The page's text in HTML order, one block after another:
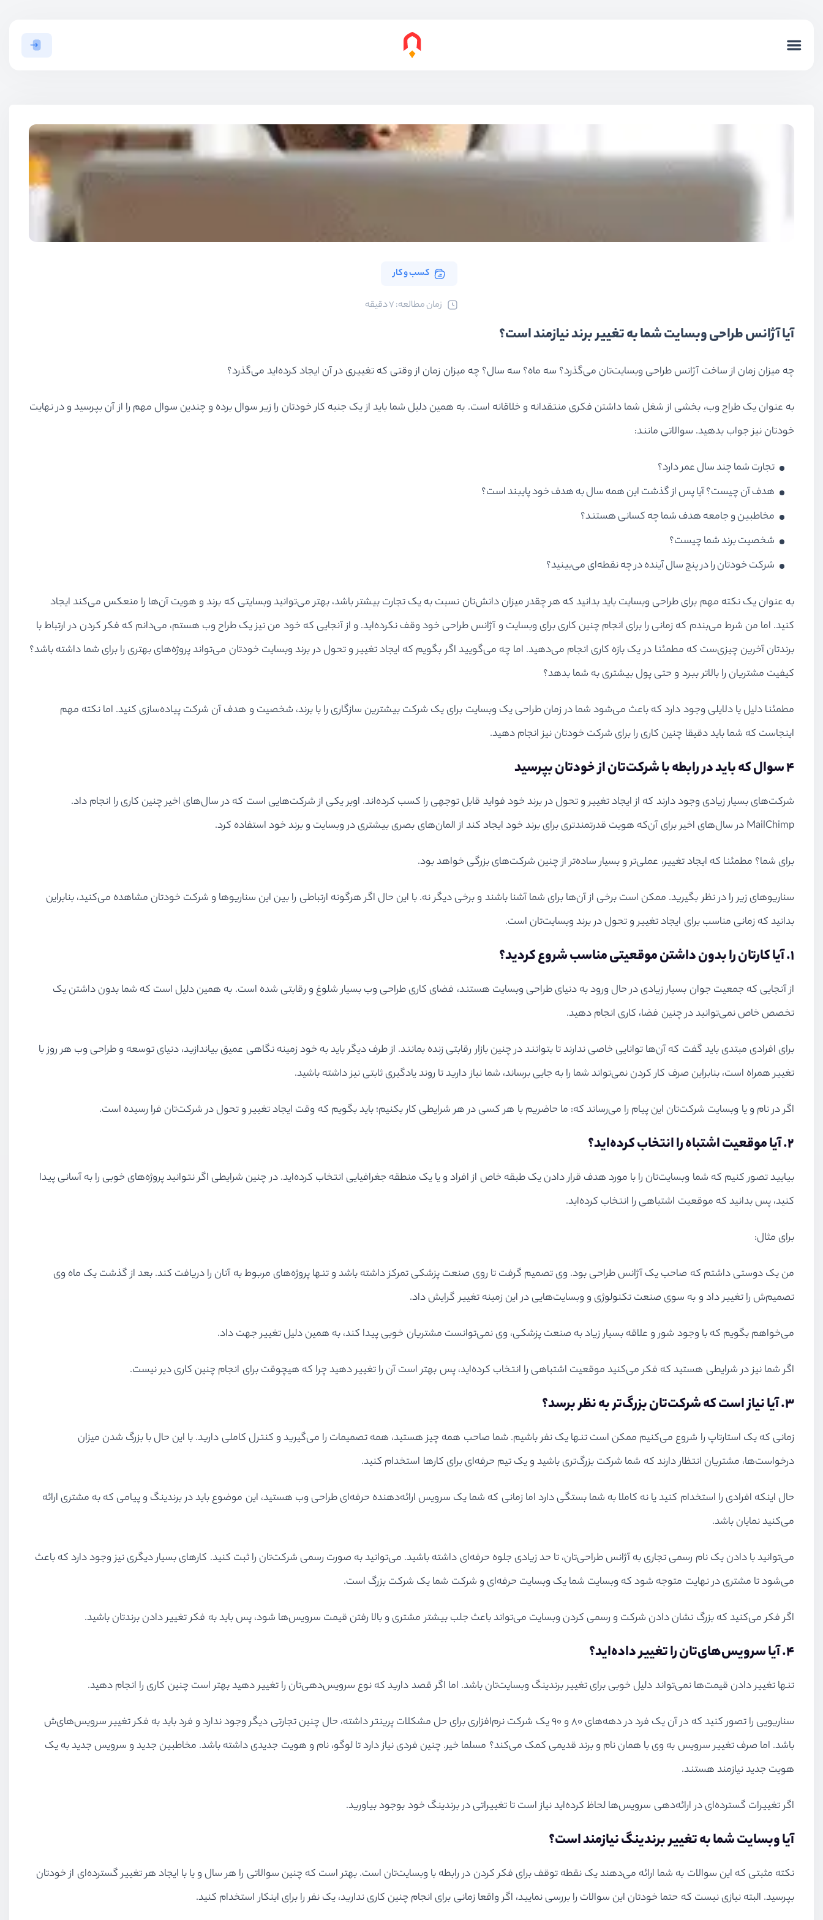
کسب و کار
ﺯﻣﺎﻥ ﻣﻄﺎﻟﻌﻪ: 7 دقیقه
آیا آژانس طراحی وبسایت شما به تغییر برند نیازمند است؟
چه میزان زمان از ساخت آژانس طراحی وبسایت‌تان می‌گذرد؟ سه ماه؟ سه سال؟ چه میزان زمان از وقتی که تغییری در آن ایجاد کرده‌اید می‌گذرد؟
به عنوان یک طراح وب، بخشی از شغل شما داشتن فکری منتقدانه و خلاقانه است. به همین دلیل شما باید از یک جنبه کار خودتان را زیر سوال برده و چندین سوال مهم را از آن بپرسید و در نهایت
خودتان نیز جواب بدهید. سوالاتی مانند:
تجارت شما چند سال عمر دارد؟
هدف آن چیست؟ آیا پس از گذشت این همه سال به هدف خود پایبند است؟
مخاطبین و جامعه هدف شما چه کسانی هستند؟
شخصیت برند شما چیست؟
شرکت خودتان را در پنج سال آینده در چه نقطه‌ای می‌بینید؟
به عنوان یک نکته مهم برای طراحی وبسایت باید بدانید که هر چقدر میزان دانش‌تان نسبت به یک تجارت بیشتر باشد، بهتر می‌توانید وبسایتی که برند و هویت آن‌ها را منعکس می‌کند ایجاد
کنید. اما من شرط می‌بندم که زمانی را برای انجام چنین کاری برای وبسایت و آژانس طراحی خود وقف نکرده‌اید. و از آنجایی که خود من نیز یک طراح وب هستم، می‌دانم که فکر کردن در ارتباط با
برندتان آخرین چیزی‌ست که مطمئنا در یک بازه کاری انجام می‌دهید. اما چه می‌گویید اگر بگویم که ایجاد تغییر و تحول در برند وبسایت خودتان می‌تواند پروژه‌های بهتری را برای شما داشته باشد؟
کیفیت مشتریان را بالاتر ببرد و حتی پول بیشتری به شما بدهد؟
مطمئنا دلیل یا دلایلی وجود دارد که باعث می‌شود شما در زمان طراحی یک وبسایت برای یک شرکت بیشترین سازگاری را با برند، شخصیت و هدف آن شرکت پیاده‌سازی کنید. اما نکته مهم
اینجاست که شما باید دقیقا چنین کاری را برای شرکت خودتان نیز انجام دهید.
۴ سوال که باید در رابطه با شرکت‌تان از خودتان بپرسید
شرکت‌های بسیار زیادی وجود دارند که از ایجاد تغییر و تحول در برند خود فواید قابل توجهی را کسب کرده‌اند. اوبر یکی از شرکت‌هایی است که در سال‌های اخیر چنین کاری را انجام داد.
MailChimp در سال‌های اخیر برای آن‌که هویت قدرتمندتری برای برند خود ایجاد کند از المان‌های بصری بیشتری در وبسایت و برند خود استفاده کرد.
برای شما؟ مطمئنا که ایجاد تغییر، عملی‌تر و بسیار ساده‌تر از چنین شرکت‌های بزرگی خواهد بود.
سناریوهای زیر را در نظر بگیرید. ممکن است برخی از آن‌ها برای شما آشنا باشند و برخی دیگر نه. با این حال اگر هرگونه ارتباطی را بین این سناریوها و شرکت خودتان مشاهده می‌کنید، بنابراین
بدانید که زمانی مناسب برای ایجاد تغییر و تحول در برند وبسایت‌تان است.
۱. آیا کارتان را بدون داشتن موقعیتی مناسب شروع کردید؟
از آنجایی که جمعیت جوان بسیار زیادی در حال ورود به دنیای طراحی وبسایت هستند، فضای کاری طراحی وب بسیار شلوغ و رقابتی شده است. به همین دلیل است که شما بدون داشتن یک
تخصص خاص نمی‌توانید در چنین فضا، کاری انجام دهید.
برای افرادی مبتدی باید گفت که آن‌ها توانایی خاصی ندارند تا بتوانند در چنین بازار رقابتی زنده بمانند. از طرف دیگر باید به خود زمینه نگاهی عمیق بیاندازید، دنیای توسعه و طراحی وب هر روز با
تغییر همراه است، بنابراین صرف کار کردن نمی‌تواند شما را به جایی برساند، شما نیاز دارید تا روند یادگیری ثابتی نیز داشته باشید.
اگر در نام و یا وبسایت شرکت‌تان این پیام را می‌رساند که: ما حاضریم با هر کسی در هر شرایطی کار بکنیم؛ باید بگویم که وقت ایجاد تغییر و تحول در شرکت‌تان فرا رسیده است.
۲. آیا موقعیت اشتباه را انتخاب کرده‌اید؟
بیایید تصور کنیم که شما وبسایت‌تان را با مورد هدف قرار دادن یک طبقه خاص از افراد و یا یک منطقه جغرافیایی انتخاب کرده‌اید. در چنین شرایطی اگر نتوانید پروژه‌های خوبی را به آسانی پیدا
کنید، پس بدانید که موقعیت اشتباهی را انتخاب کرده‌اید.
برای مثال:
من یک دوستی داشتم که صاحب یک آژانس طراحی بود. وی تصمیم گرفت تا روی صنعت پزشکی تمرکز داشته باشد و تنها پروژه‌های مربوط به آنان را دریافت کند. بعد از گذشت یک ماه وی
تصمیم‌ش را تغییر داد و به سوی صنعت تکنولوژی و وبسایت‌هایی در این زمینه تغییر گرایش داد.
می‌خواهم بگویم که با وجود شور و علاقه بسیار زیاد به صنعت پزشکی، وی نمی‌توانست مشتریان خوبی پیدا کند، به همین دلیل تغییر جهت داد.
اگر شما نیز در شرایطی هستید که فکر می‌کنید موقعیت اشتباهی را انتخاب کرده‌اید، پس بهتر است آن را تغییر دهید چرا که هیچوقت برای انجام چنین کاری دیر نیست.
۳. آیا نیاز است که شرکت‌تان بزرگ‌تر به نظر برسد؟
زمانی که یک استارتاپ را شروع می‌کنیم ممکن است تنها یک نفر باشیم. شما صاحب همه چیز هستید، همه تصمیمات را می‌گیرید و کنترل کاملی دارید. با این حال با بزرگ شدن میزان
درخواست‌ها، مشتریان انتظار دارند که شما شرکت بزرگ‌تری باشید و یک تیم حرفه‌ای برای کارها استخدام کنید.
حال اینکه افرادی را استخدام کنید یا نه کاملا به شما بستگی دارد اما زمانی که شما یک سرویس ارائه‌دهنده حرفه‌ای طراحی وب هستید، این موضوع باید در برندینگ و پیامی که به مشتری ارائه
می‌کنید نمایان باشد.
می‌توانید با دادن یک نام رسمی تجاری به آژانس طراحی‌تان، تا حد زیادی جلوه حرفه‌ای داشته باشید. می‌توانید به صورت رسمی شرکت‌تان را ثبت کنید. کارهای بسیار دیگری نیز وجود دارد که باعث
می‌شود تا مشتری در نهایت متوجه شود که وبسایت شما یک وبسایت حرفه‌ای و شرکت شما یک شرکت بزرگ است.
اگر فکر می‌کنید که بزرگ‌ نشان دادن شرکت و رسمی کردن وبسایت می‌تواند باعث جلب بیشتر مشتری و بالا رفتن قیمت سرویس‌ها شود، پس باید به فکر تغییر دادن برندتان باشید.
۴. آیا سرویس‌های‌تان را تغییر داده‌اید؟
تنها تغییر دادن قیمت‌ها نمی‌تواند دلیل خوبی برای تغییر برندینگ وبسایت‌تان باشد. اما اگر قصد دارید که نوع سرویس‌دهی‌تان را تغییر دهید بهتر است چنین کاری را انجام دهید.
سناریویی را تصور کنید که در آن یک فرد در دهه‌های ۸۰ و ۹۰ یک شرکت نرم‌افزاری برای حل مشکلات پرینتر داشته، حال چنین تجارتی دیگر وجود ندارد و فرد باید به فکر تغییر سرویس‌های‌ش
باشد. اما صرف تغییر سرویس به وی با همان نام و برند قدیمی کمک می‌کند؟ مسلما خیر. چنین فردی نیاز دارد تا لوگو، نام و هویت جدیدی داشته باشد. مخاطبین جدید و سرویس جدید به یک
هویت جدید نیازمند هستند.
اگر تغییرات گسترده‌ای در ارائه‌دهی سرویس‌ها لحاظ کرده‌اید نیاز است تا تغییراتی در برندینگ خود بوجود بیاورید.
آیا وبسایت شما به تغییر برندینگ نیازمند است؟
نکته مثبتی که این سوالات به شما ارائه می‌دهند یک نقطه توقف برای فکر کردن در رابطه با وبسایت‌تان است. بهتر است که چنین سوالاتی را هر سال و یا با ایجاد هر تغییر گسترده‌ای از خودتان
بپرسید. البته نیازی نیست که حتما خودتان این سوالات را بررسی نمایید، اگر واقعا زمانی برای انجام چنین کاری ندارید، یک نفر را برای اینکار استخدام کنید.